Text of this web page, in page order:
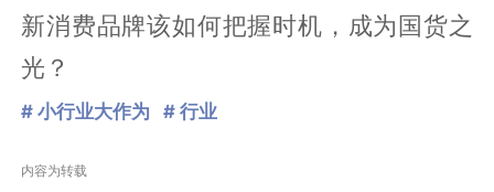
新消费品牌该如何把握时机，成为国货之
光？
# 小行业大作为 # 行业
内容为转载